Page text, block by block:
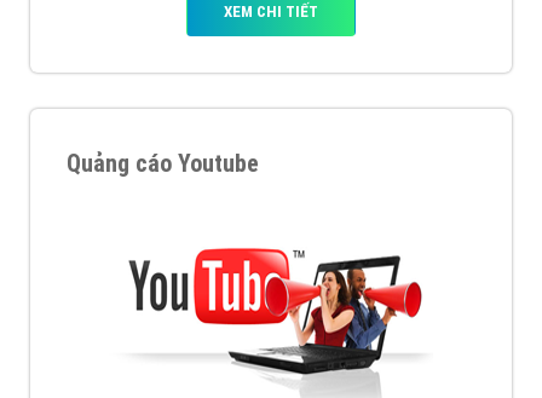
XEM CHI TIẾT
Quảng cáo Youtube